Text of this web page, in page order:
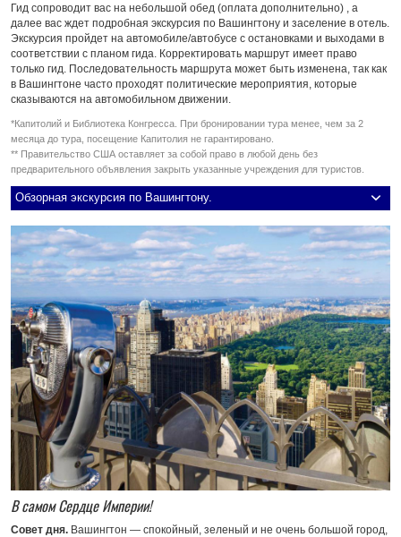
Гид сопроводит вас на небольшой обед (оплата дополнительно) , а
далее вас ждет подробная экскурсия по Вашингтону и заселение в отель.
Экскурсия пройдет на автомобиле/автобусе с остановками и выходами в
соответствии с планом гида. Корректировать маршрут имеет право
только гид. Последовательность маршрута может быть изменена, так как
в Вашингтоне часто проходят политические мероприятия, которые
сказываются на автомобильном движении.
*Капитолий и Библиотека Конгресса. При бронировании тура менее, чем за 2
месяца до тура, посещение Капитолия не гарантировано.
** Правительство США оставляет за собой право в любой день без
предварительного объявления закрыть указанные учреждения для туристов.
Обзорная экскурсия по Вашингтону.
В самом Сердце Империи!
Совет дня. Вашингтон — спокойный, зеленый и не очень большой город,